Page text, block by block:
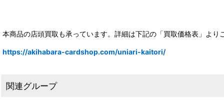
本商品の店頭買取も承っています。詳細は下記の「買取価格表」より
https://akihabara-cardshop.com/uniari-kaitori/
関連グループ